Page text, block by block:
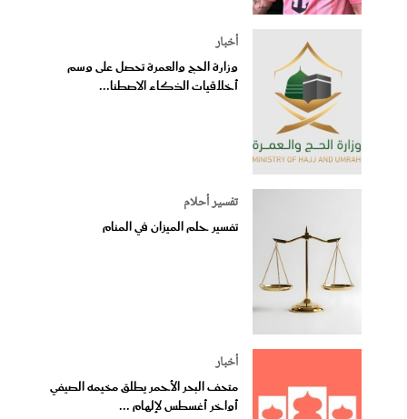
أخبار
وزارة الحج والعمرة تحصل على وسم
أخلاقيات الذكاء الاصطنا...
تفسير أحلام
تفسير حلم الميزان في المنام
أخبار
متحف البحر الأحمر يطلق مخيمه الصيفي
أواخر أغسطس لإلهام ...